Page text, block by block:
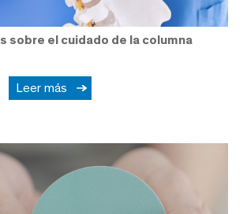
sobre el cuidado de la columna
Leer más